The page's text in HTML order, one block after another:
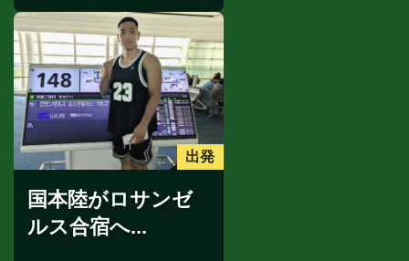
出発
国本陸がロサンゼ
ルス合宿へ...